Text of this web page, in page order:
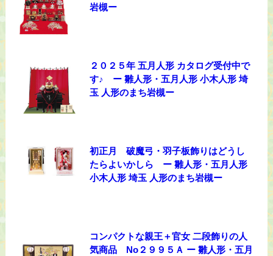
岩槻ー
２０２５年 五月人形 カタログ受付中で
す♪ ー 雛人形・五月人形 小木人形 埼
玉 人形のまち岩槻ー
初正月 破魔弓・羽子板飾りはどうし
たらよいかしら ー 雛人形・五月人形
小木人形 埼玉 人形のまち岩槻ー
コンパクトな親王＋官女 二段飾りの人
気商品 No２９９５Ａ ー 雛人形・五月